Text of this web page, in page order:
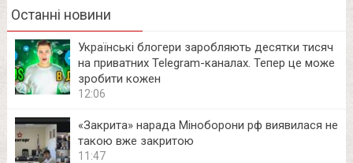
Останні новини
Українські блогери заробляють десятки тисяч
на приватних Telegram-каналах. Тепер це може
зробити кожен
12:06
«Закрита» нарада Міноборони рф виявилася не
такою вже закритою
11:47